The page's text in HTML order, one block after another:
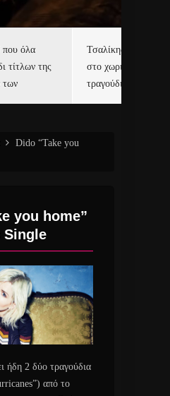
που όλα
τίτλων της
των
Τσαλίκης,
στο χωριό του Άι
τραγούδι και video
Dido “Take you
you home”
Single
ήδη 2 δύο τραγούδια
από το